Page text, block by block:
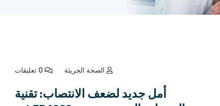
الصحة الجريئة
أمل جديد لضعف الانتصاب: تقنية